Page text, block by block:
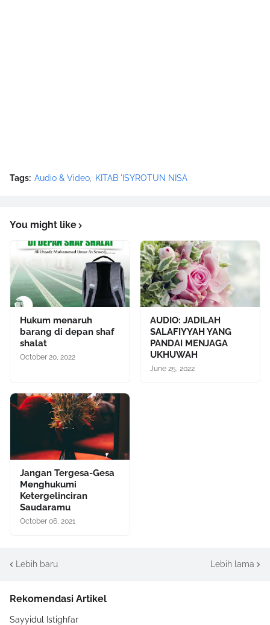
Tags: Audio & Video KITAB 'ISYROTUN NISA
You might like
Hukum menaruh
barang di depan shaf
shalat
October 20, 2022
AUDIO: JADILAH
SALAFIYYAH YANG
PANDAI MENJAGA
UKHUWAH
June 25, 2022
Jangan Tergesa-Gesa
Menghukumi
Ketergelinciran
Saudaramu
October 06, 2021
Lebih baru Lebih lama
Rekomendasi Artikel
Sayyidul Istighfar